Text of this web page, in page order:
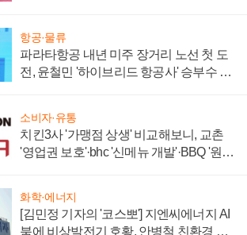
항공·물류
파라타항공 내년 미주 장거리 노선 첫 도
전, 윤철민 '하이브리드 항공사' 승부수 통
소비자·유통
치킨3사 '가맹점 상생' 비교해보니, 교촌
'영업권 보호'·bhc '신메뉴 개발'·BBQ '원가
화학·에너지
[김민정 기자의 '코스뽀'] 지엔씨에너지 AI
붐에 비상발전기 호황, 안병철 친환경 에